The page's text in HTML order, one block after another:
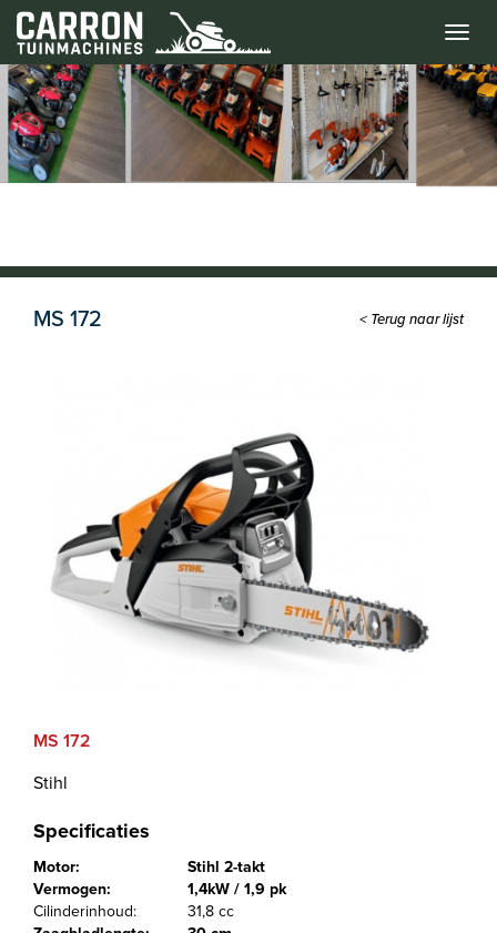
Menu
MS 172 < Terug naar lijst
MS 172
Stihl
Specificaties
Motor:
Stihl 2-takt
Vermogen:
1,4kW / 1,9 pk
Cilinderinhoud:
31,8 cc